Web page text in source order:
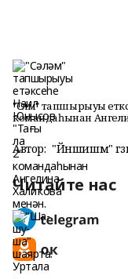
"Сәләм" тапшырыуы
командаһынан
Автор: "Йәншишмә"
Читайте нас